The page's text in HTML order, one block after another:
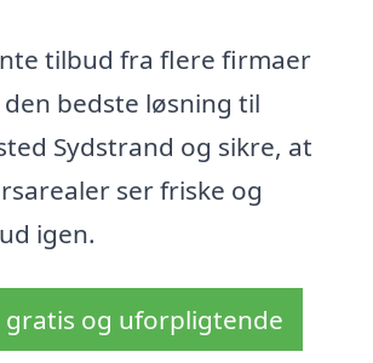
tilbud fra flere firmaer
bedste løsning til
Sydstrand og sikre, at
ser friske og
igen.
gratis og uforpligtende